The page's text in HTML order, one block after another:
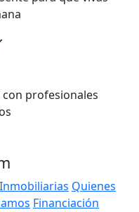
profesionales
Inmobiliarias Quienes
Financiación